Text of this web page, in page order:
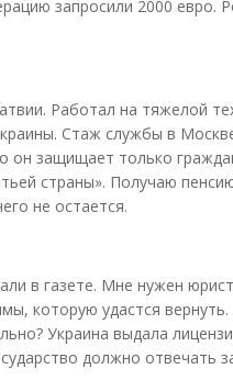
запросили 2000 евро.
Работал на тяжелой
Стаж службы в
он защищает только
страны». Получаю
не остается.
в газете. Мне нужен
которую удастся
Украина выдала
должно отвечать